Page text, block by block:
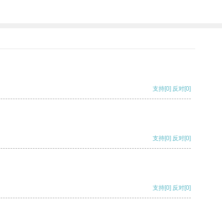
支持[0] 反对[0]
支持[0] 反对[0]
支持[0] 反对[0]